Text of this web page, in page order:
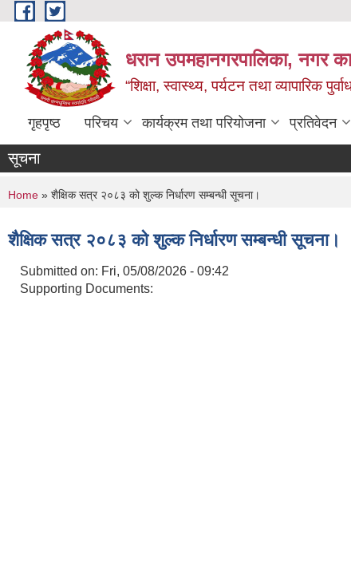
Skip to main content
धरान उपमहानगरपालिका, नगर
“शिक्षा, स्वास्थ्य, पर्यटन तथा व्यापारिक
गृहपृष्ठ परिचय कार्यक्रम तथा परियोजना प्रतिवेदन
सूचना
You are here
Home » शैक्षिक सत्र २०८३ को शुल्क निर्धारण सम्बन्धी सूचना।
शैक्षिक सत्र २०८३ को शुल्क निर्धारण सम्बन्धी सूचना।
Submitted on: Fri, 05/08/2026 - 09:42
Supporting Documents: